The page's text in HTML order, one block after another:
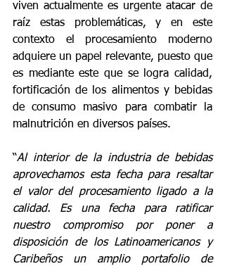
viven actualmente es urgente atacar de
raíz estas problemáticas, y en este
contexto el procesamiento moderno
adquiere un papel relevante, puesto que
es mediante este que se logra calidad,
fortificación de los alimentos y bebidas
de consumo masivo para combatir la
malnutrición en diversos países.
“Al interior de la industria de bebidas
aprovechamos esta fecha para resaltar
el valor del procesamiento ligado a la
calidad. Es una fecha para ratificar
nuestro compromiso por poner a
disposición de los Latinoamericanos y
Caribeños un amplio portafolio de